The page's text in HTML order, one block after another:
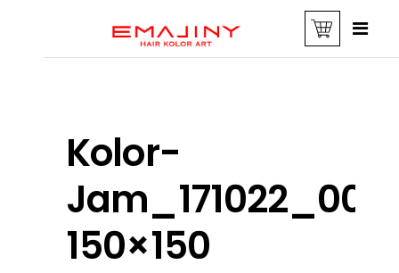
Kolor-
150×150